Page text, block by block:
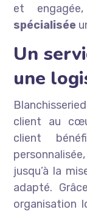
et
spécialisée
Un
une
client au
client
jusqu’à la
adapté.
organisation